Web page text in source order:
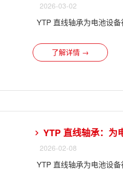
2026-03-02
YTP 直线轴承为电池设
了解详情 →
YTP 直线轴承：为
2026-02-08
YTP 直线轴承为电池设